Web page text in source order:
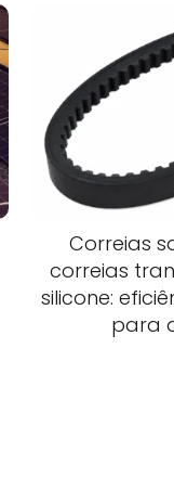
Correias
correias
silicone:
para